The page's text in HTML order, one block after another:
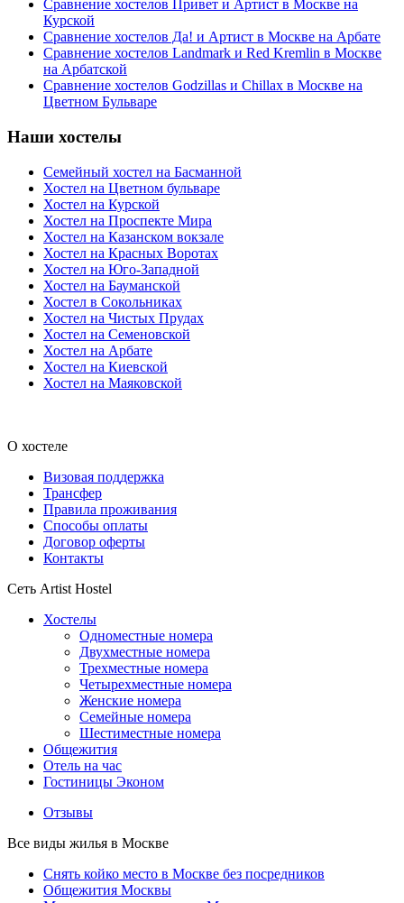
Сравнение хостелов Привет и Артист в Москве на
Курской
Сравнение хостелов Да! и Артист в Москве на Арбате
Сравнение хостелов Landmark и Red Kremlin в Москве
на Арбатской
Сравнение хостелов Godzillas и Chillax в Москве на
Цветном Бульваре
Наши хостелы
Семейный хостел на Басманной
Хостел на Цветном бульваре
Хостел на Курской
Хостел на Проспекте Мира
Хостел на Казанском вокзале
Хостел на Красных Воротах
Хостел на Юго-Западной
Хостел на Бауманской
Хостел в Сокольниках
Хостел на Чистых Прудах
Хостел на Семеновской
Хостел на Арбате
Хостел на Киевской
Хостел на Маяковской
О хостеле
Визовая поддержка
Трансфер
Правила проживания
Способы оплаты
Договор оферты
Контакты
Сеть Artist Hostel
Хостелы
Одноместные номера
Двухместные номера
Трехместные номера
Четырехместные номера
Женские номера
Семейные номера
Шестиместные номера
Общежития
Отель на час
Гостиницы Эконом
Отзывы
Все виды жилья в Москве
Снять койко место в Москве без посредников
Общежития Москвы